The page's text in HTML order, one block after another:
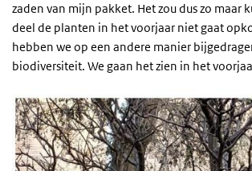
zaden van mijn pakket. Het zou dus zo maar
deel de planten in het voorjaar niet gaat
hebben we op een andere manier
biodiversiteit. We gaan het zien in het